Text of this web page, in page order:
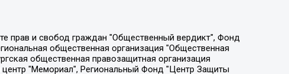
Алина Александровна, Ассоциация по содействию защите прав призывников, альтернативнослужащих и военнослужащих "Правозащитная группа "Гражданин.Армия.Право", Хисамова Регина Фаритовна, Автономная некоммерческая организация по реализации социально-правовых программ "Лилит", Дальневосточное общественное движение "Маяк", Санкт-Петербургская ЛГБТ-инициативная группа "Выход", Инициативная группа ЛГБТ+ "Реверс", Алексеев Андрей Викторович, Бекбулатова Таисия Львовна, Беляев Иван Михайлович, Владыкина Елена Сергеевна, Гельман Марат Александрович, Никульшина Вероника Юрьевна, Толоконникова Надежда Андреевна, Шендерович Виктор Анатольевич, Общество с ограниченной ответственностью "Данное сообщение", Общество с ограниченной ответственностью Издательский дом "Новая глава", Айнбиндер Александра Александровна, Московский комьюнити-центр для ЛГБТ+инициатив, Благотворительный фонд развития филантропии, Deutsche Welle (Германия, Kurt-Schumacher-Strasse 3, 53113 Bonn), Борзунова Мария Михайловна, Воробьев Виктор Викторович, Голубева Анна Львовна, Константинова Алла Михайловна, Малкова Ирина Владимировна, Мурадов Мурад Абдулгалимович, Осетинская Елизавета Николаевна, Понасенков Евгений Николаевич, Ганапольский Матвей Юрьевич, Киселев Евгений Алексеевич, Борухович Ирина Григорьевна, Дремин Иван Тимофеевич, Дубровский Дмитрий Викторович, Красноярская региональная общественная организация поддержки и развития альтернативных образовательных технологий и межкультурных коммуникаций "ИНТЕРРА", Маяковская Екатерина Алексеевна, Фейгин Марк Захарович, Филимонов Андрей Викторович, Дзугкоева Регина Николаевна, Доброхотов Роман Александрович, Дудь Юрий Александрович, Елкин Сергей Владимирович, Кругликов Кирилл Игоревич, Сабунаева Мария Леонидовна, Семенов Алексей Владимирович, Шаинян Карен Багратович, Шульман Екатерина Михайловна, Асафьев Артур Валерьевич, Вахштайн Виктор Семенович, Венедиктов Алексей Алексеевич, Лушникова Екатерина Евгеньевна, Волков Леонид Михайлович, Невзоров Александр Глебович, Пархоменко Сергей Борисович, Сироткин Ярослав Николаевич, Кара-Мурза Владимир Владимирович, Баранова Наталья Владимировна, Гозман Леонид Яковлевич, Кагарлицкий Борис Юльевич, Климарев Михаил Валерьевич, Милов Владимир Станиславович, Автономная некоммерческая организация Краснодарский центр современного искусства "Типография", Моргенштерн Алишер Тагирович, Соболь Любовь Эдуардовна, Общество с ограниченной ответственностью "ЛИЗА НОРМ", Каспаров Гарри Кимович, Ходорковский Михаил Борисович, Общество с ограниченной ответственностью "Апрельские тезисы", Данилович Ирина Брониславовна, Кашин Олег Владимирович, Петров Николай Владимирович, Пивоваров Алексей Владимирович, Соколов Михаил Владимирович, Цветкова Юлия Владимировна, Чичваркин Евгений Александрович, Комитет против пыток/Команда против пыток, Общество с ограниченной ответственностью "Первый научный", Общество с ограниченной ответственностью "Вертолет и ко", Белоцерковская Вероника Борисовна, Кац Максим Евгеньевич, Лазарева Татьяна Юрьевна, Шаведдинов Руслан Табризович, Яшин Илья Валерьевич, Общество с ограниченной ответственностью "Иноагент ААВ", Алешковский Дмитрий Петрович, Альбац Евгения Марковна, Быков Дмитрий Львович, Галямина Юлия Евгеньевна, Лойко Сергей Леонидович, Мартынов Кирилл Константинович, Медведев Сергей Александрович, Крашенинников Федор Геннадиевич, Гордеева Катерина Вл